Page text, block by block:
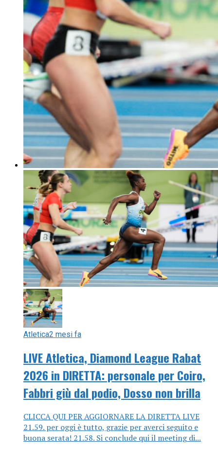
Atletica2 mesi fa
LIVE Atletica, Diamond League Rabat
2026 in DIRETTA: personale per Coiro,
Fabbri giù dal podio, Dosso non brilla
CLICCA QUI PER AGGIORNARE LA DIRETTA LIVE
21.59. per oggi è tutto, grazie per averci seguito e
buona serata! 21.58. Si conclude qui il meeting di...